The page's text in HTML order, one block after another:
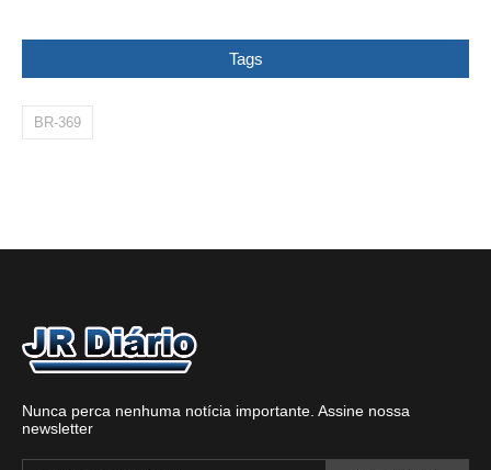
Tags
BR-369
Nunca perca nenhuma notícia importante. Assine nossa
newsletter